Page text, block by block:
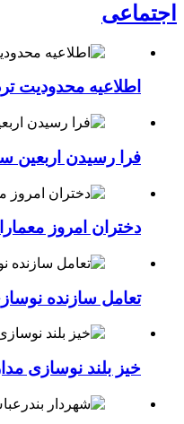
اجتماعی
اطلاعیه محدودیت
فرا رسیدن اربعین
دختران امروز
تعامل سازنده نوسازی
خیز بلند نوسازی مدارس هرمزگان برای